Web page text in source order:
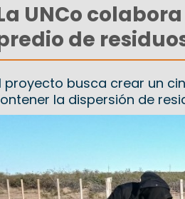
UNCo
de
proyecto busca crear un
la dispersión de